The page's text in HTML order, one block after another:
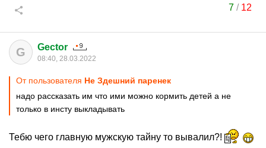
7 / 12
G Gector
08:40, 28.03.2022
От пользователя Не Здешний паренек
надо рассказать им что ими можно кормить детей а не
только в инсту выкладывать
Тебю чего главную мужскую тайну то вывалил?!